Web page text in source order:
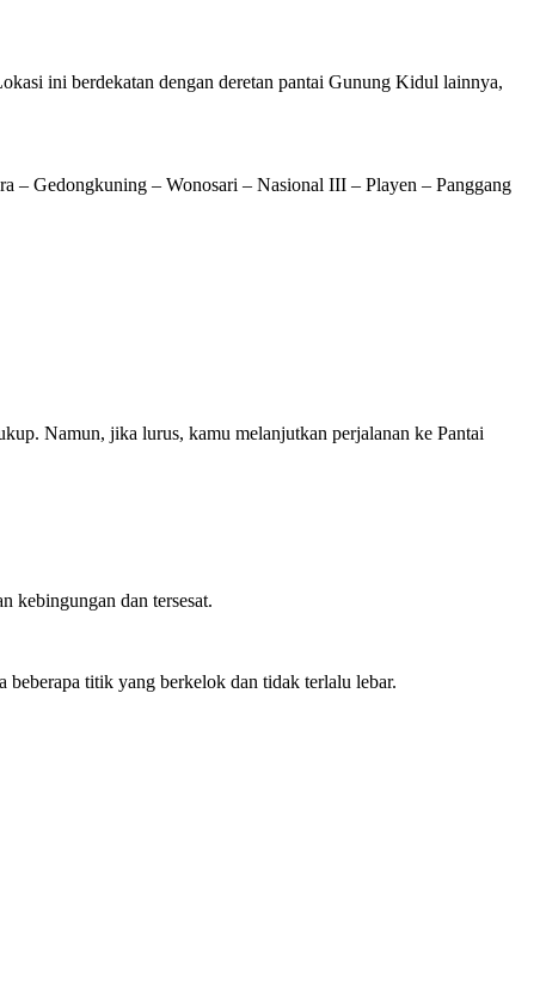
ini berdekatan dengan deretan pantai Gunung Kidul lainnya,
– Gedongkuning – Wonosari – Nasional III – Playen – Panggang
Namun, jika lurus, kamu melanjutkan perjalanan ke Pantai
kebingungan dan tersesat.
titik yang berkelok dan tidak terlalu lebar.